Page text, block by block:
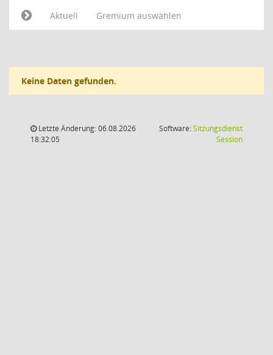
Aktuell
Gremium auswählen
Keine Daten gefunden.
Letzte Änderung: 06.08.2026
18:32:05
Software:Sitzungsdienst
Session(Wird in